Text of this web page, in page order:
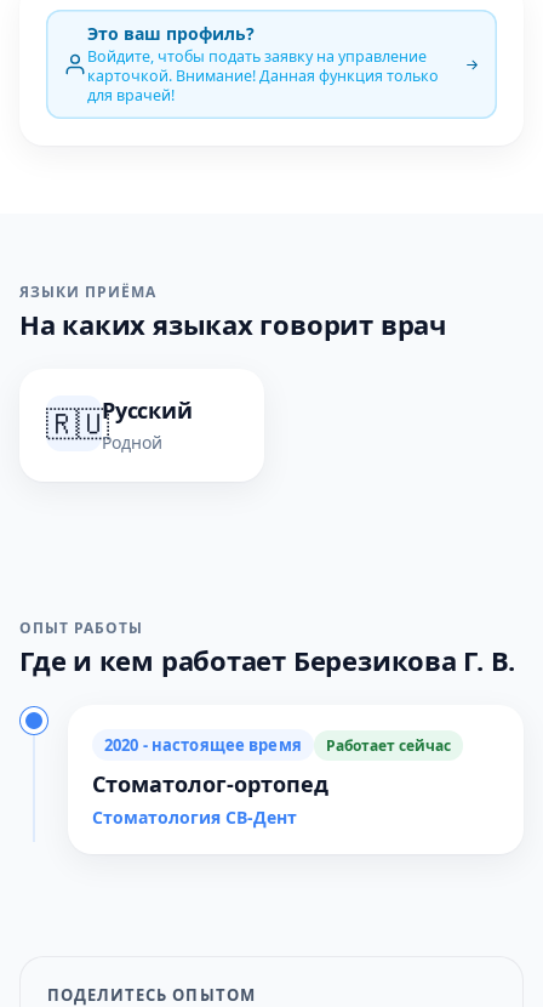
Это ваш профиль?
Войдите, чтобы подать заявку на управление
карточкой. Внимание! Данная функция только
для врачей!
ЯЗЫКИ ПРИЁМА
На каких языках говорит врач
🇷🇺Русский
Родной
ОПЫТ РАБОТЫ
Где и кем работает Березикова Г. В.
2020 - настоящее время Работает сейчас
Стоматолог-ортопед
Стоматология СВ-Дент
ПОДЕЛИТЕСЬ ОПЫТОМ